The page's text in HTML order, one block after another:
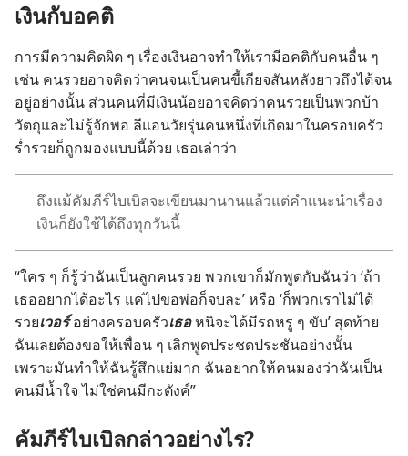
เงินกับอคติ
การมีความคิดผิด ๆ เรื่องเงินอาจทำให้เรามีอคติกับคนอื่น ๆ
เช่น คนรวยอาจคิดว่าคนจนเป็นคนขี้เกียจสันหลังยาวถึงได้จน
อยู่อย่างนั้น ส่วนคนที่มีเงินน้อยอาจคิดว่าคนรวยเป็นพวกบ้า
วัตถุและไม่รู้จักพอ ลีแอนวัยรุ่นคนหนึ่งที่เกิดมาในครอบครัว
ร่ำรวยก็ถูกมองแบบนี้ด้วย เธอเล่าว่า
ถึงแม้คัมภีร์ไบเบิลจะเขียนมานานแล้วแต่คำแนะนำเรื่อง
เงินก็ยังใช้ได้ถึงทุกวันนี้
“ใคร ๆ ก็รู้ว่าฉันเป็นลูกคนรวย พวกเขาก็มักพูดกับฉันว่า ‘ถ้า
เธออยากได้อะไร แค่ไปขอพ่อก็จบละ’ หรือ ‘ก็พวกเราไม่ได้
รวยเวอร์อย่างครอบครัวเธอหนิจะได้มีรถหรู ๆ ขับ’ สุดท้าย
ฉันเลยต้องขอให้เพื่อน ๆ เลิกพูดประชดประชันอย่างนั้น
เพราะมันทำให้ฉันรู้สึกแย่มาก ฉันอยากให้คนมองว่าฉันเป็น
คนมีน้ำใจ ไม่ใช่คนมีกะตังค์”
คัมภีร์ไบเบิลกล่าวอย่างไร?